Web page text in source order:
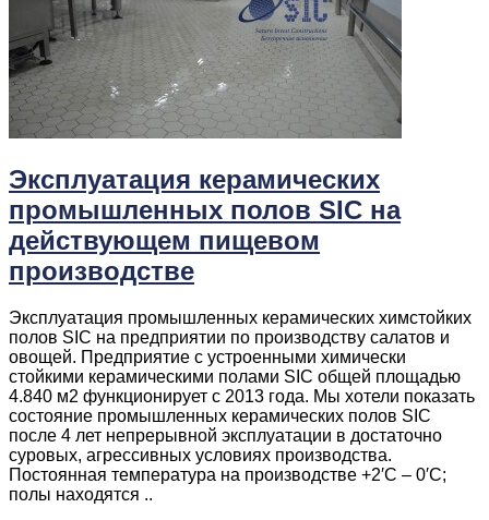
Эксплуатация керамических
промышленных полов SIC на
действующем пищевом
производстве
Эксплуатация промышленных керамических химстойких
полов SIC на предприятии по производству салатов и
овощей. Предприятие с устроенными химически
стойкими керамическими полами SIC общей площадью
4.840 м2 функционирует с 2013 года. Мы хотели показать
состояние промышленных керамических полов SIC
после 4 лет непрерывной эксплуатации в достаточно
суровых, агрессивных условиях производства.
Постоянная температура на производстве +2′C – 0′C;
полы находятся ..